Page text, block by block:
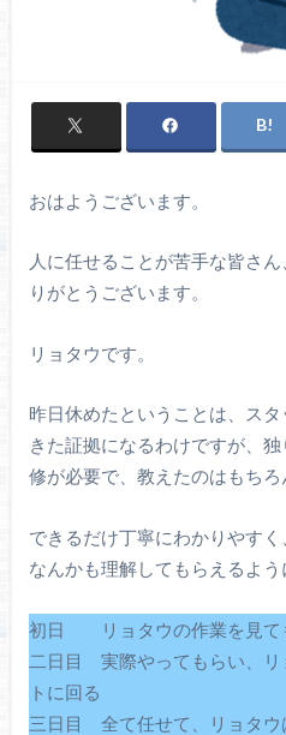
おはようございます。
人に任せることが苦手な皆さ
りがとうございます。
リョタウです。
昨日休めたということは、ス
きた証拠になるわけですが、
修が必要で、教えたのはもちろ
できるだけ丁寧にわかりやす
なんかも理解してもらえるよう
初日 リョタウの作業を見て
二日目 実際やってもらい、リ
トに回る
三日目 全て任せて、リョタウ